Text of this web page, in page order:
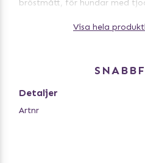
bröstmått, för hundar med
3cm. Se även vår utförliga
Visa hela
Detaljer
Artnr